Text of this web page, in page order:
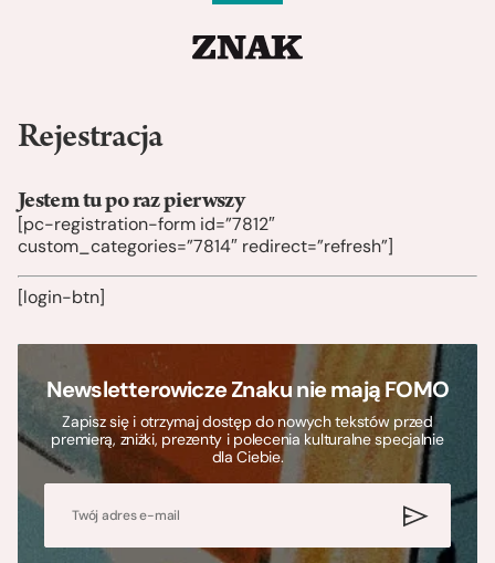
Rejestracja
Jestem tu po raz pierwszy
[pc-registration-form id=”7812″
custom_categories=”7814″ redirect=”refresh”]
[login-btn]
Newsletterowicze Znaku nie mają FOMO
Zapisz się i otrzymaj dostęp do nowych tekstów przed
premierą, zniżki, prezenty i polecenia kulturalne specjalnie
dla Ciebie.